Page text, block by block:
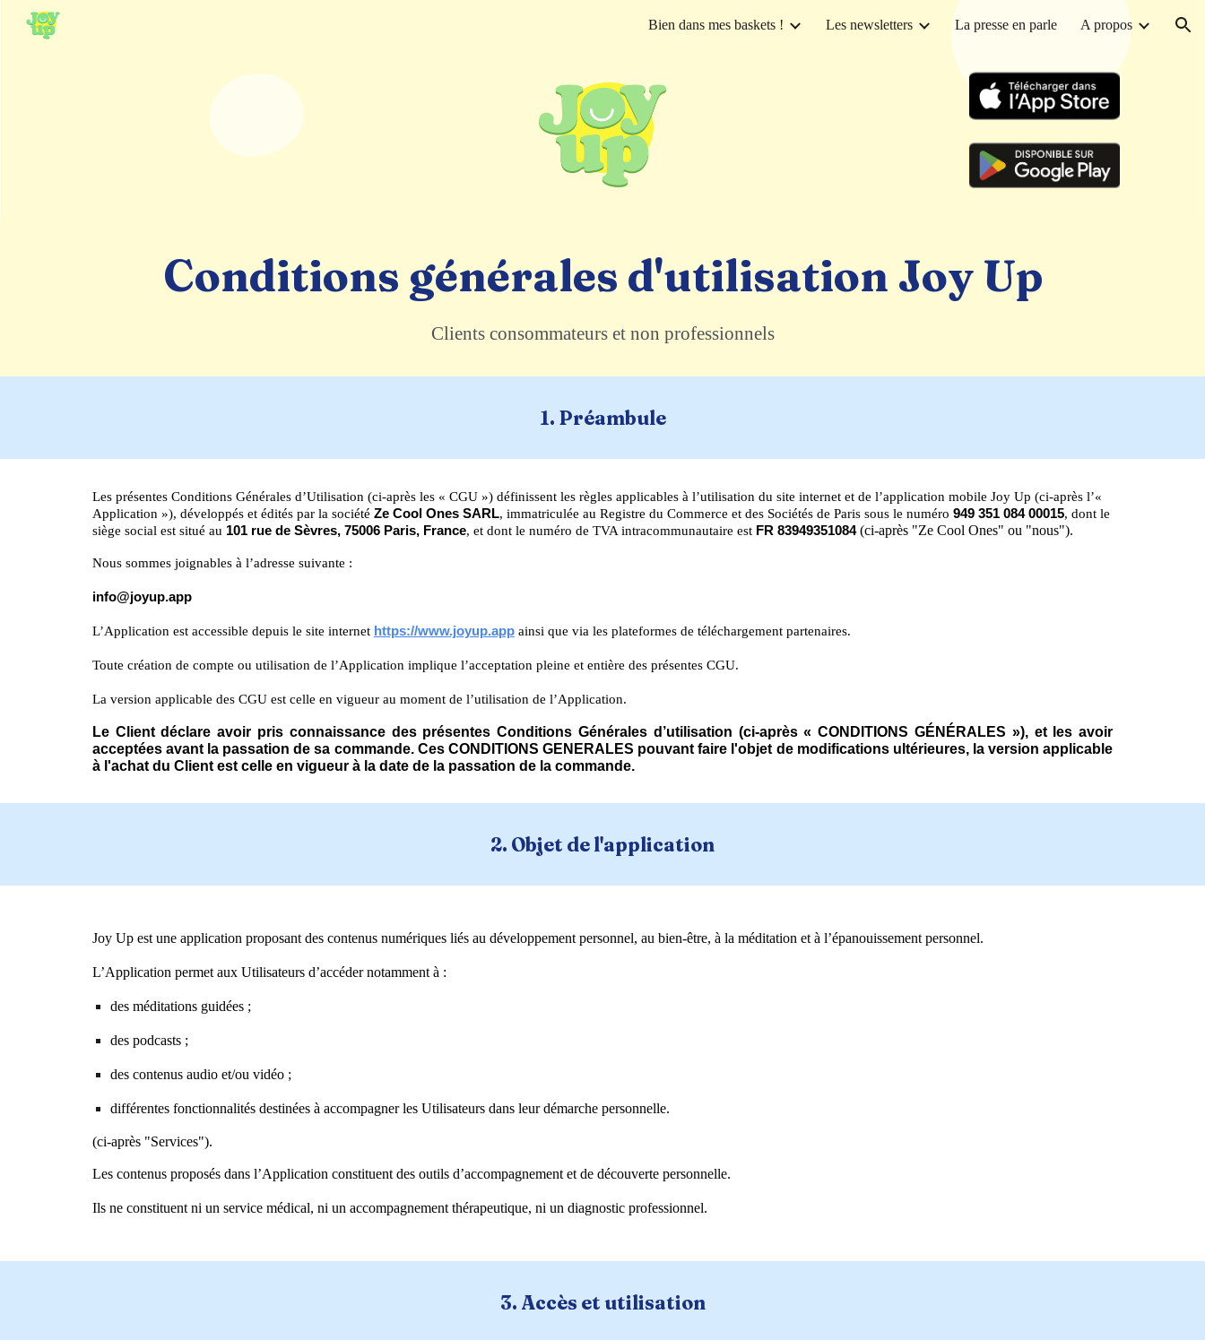
Skip to navigation
Bien dans mes baskets ! Les newsletters La presse en parle A propos
Conditions générales d'utilisation Joy Up
Clients consommateurs et non professionnels
1. Préambule
Les présentes Conditions Générales d’Utilisation (ci-après les « CGU ») définissent les règles applicables à l’utilisation du site internet et de l’application mobile Joy Up (ci-après l’«
Application »), développés et édités par la société Ze Cool Ones SARL, immatriculée au Registre du Commerce et des Sociétés de Paris sous le numéro 949 351 084 00015, dont le
siège social est situé au 101 rue de Sèvres, 75006 Paris, France, et dont le numéro de TVA intracommunautaire est FR 83949351084 (ci-après "Ze Cool Ones" ou "nous").
Nous sommes joignables à l’adresse suivante :
info@joyup.app
L’Application est accessible depuis le site internet https://www.joyup.appainsi que via les plateformes de téléchargement partenaires.
Toute création de compte ou utilisation de l’Application implique l’acceptation pleine et entière des présentes CGU.
La version applicable des CGU est celle en vigueur au moment de l’utilisation de l’Application.
Le Client déclare avoir pris connaissance des présentes Conditions Générales d’utilisation (ci-après « CONDITIONS GÉNÉRALES »), et les avoir
acceptées avant la passation de sa commande. Ces CONDITIONS GENERALES pouvant faire l'objet de modifications ultérieures, la version applicable
à l'achat du Client est celle en vigueur à la date de la passation de la commande.
2. Objet de l'application
Joy Up est une application proposant des contenus numériques liés au développement personnel, au bien-être, à la méditation et à l’épanouissement personnel.
L’Application permet aux Utilisateurs d’accéder notamment à :
des méditations guidées ;
des podcasts ;
des contenus audio et/ou vidéo ;
différentes fonctionnalités destinées à accompagner les Utilisateurs dans leur démarche personnelle.
(ci-après "Services").
Les contenus proposés dans l’Application constituent des outils d’accompagnement et de découverte personnelle.
Ils ne constituent ni un service médical, ni un accompagnement thérapeutique, ni un diagnostic professionnel.
3. Accès et utilisation